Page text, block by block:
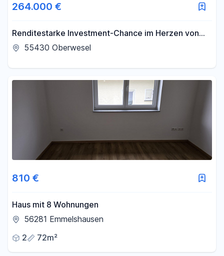
264.000 €
Renditestarke Investment-Chance im Herzen von
Oberwesel
55430 Oberwesel
810 €
Haus mit 8 Wohnungen
56281 Emmelshausen
2
72m²